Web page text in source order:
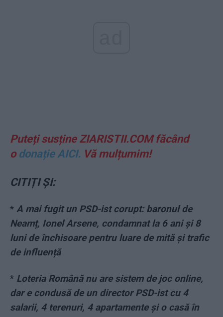
Puteți susține ZIARISTII.COM făcând
o donație AICI. Vă mulțumim!
CITIȚI ȘI:
* A mai fugit un PSD-ist corupt: baronul de
Neamț, Ionel Arsene, condamnat la 6 ani și 8
luni de închisoare pentru luare de mită și trafic
de influență
* Loteria Română nu are sistem de joc online,
dar e condusă de un director PSD-ist cu 4
salarii, 4 terenuri, 4 apartamente și o casă în